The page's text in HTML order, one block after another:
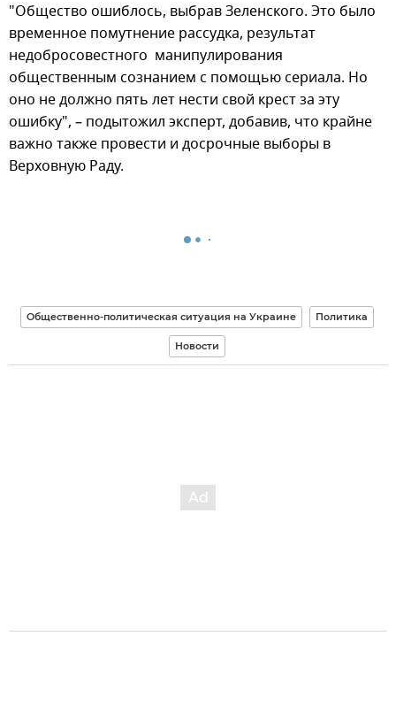
"Общество ошиблось, выбрав Зеленского. Это было
временное помутнение рассудка, результат
недобросовестного манипулирования
общественным сознанием с помощью сериала. Но
оно не должно пять лет нести свой крест за эту
ошибку", – подытожил эксперт, добавив, что крайне
важно также провести и досрочные выборы в
Верховную Раду.
Общественно-политическая ситуация на Украине Политика
Новости